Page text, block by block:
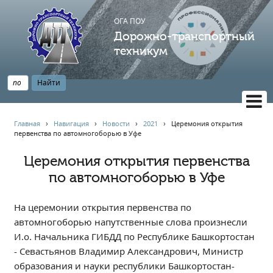
ОГА ПОУ
Дорожно-транспортный
техникум
НАВИГАЦИЯ
Главная
Профессионалитет
Опрос по качеству образования
Новости
Наблюдательный совет
Информация
Главная › Навигация › Новости ›2021 › Церемония открытия
первенства по автомногоборью в Уфе
Церемония открытия первенства
по автомногоборью в Уфе
На церемонии открытия первенства по
автомногоборью напутственные слова произнесли
И.о. Начальника ГИБДД по Республике Башкортостан
- Севастьянов Владимир Александрович, Министр
образования и науки республики Башкортостан-